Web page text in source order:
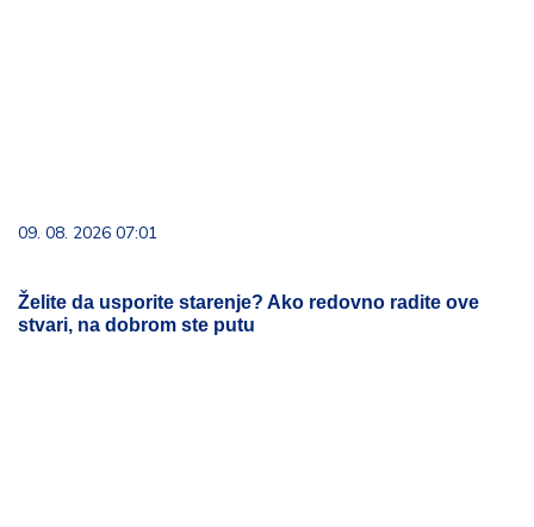
09. 08. 2026 07:01
Želite da usporite starenje? Ako redovno radite ove
stvari, na dobrom ste putu